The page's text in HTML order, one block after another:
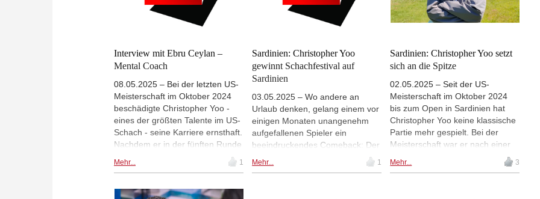
Interview mit Ebru Ceylan –
Mental Coach
08.05.2025 – Bei der letzten US-
Meisterschaft im Oktober 2024
beschädigte Christopher Yoo -
eines der größten Talente im US-
Schach - seine Karriere ernsthaft.
Nachdem er in der fünften Runde
gegen Fabiano Caruana verloren
hatte, schlug er beim
in den Rücken. Daraufhin wurde
Mehr... 1
Sardinien: Christopher Yoo
gewinnt Schachfestival auf
Sardinien
03.05.2025 – Wo andere an
Urlaub denken, gelang einem vor
einigen Monaten unangenehm
aufgefallenen Spieler ein
beeindruckendes Comeback: Der
US-Amerikaner Christopher Yoo
gewann das Open auf der
Mehr... 1
Sardinien: Christopher Yoo setzt
sich an die Spitze
02.05.2025 – Seit der US-
Meisterschaft im Oktober 2024
bis zum Open in Sardinien hat
Christopher Yoo keine klassische
Partie mehr gespielt. Bei der
Meisterschaft war er nach einer
Caruana aus dem Turniersaal
Mehr... 3